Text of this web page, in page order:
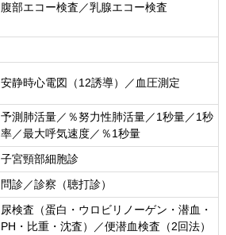
腹部エコー検査／乳腺エコー検査
安静時心電図（12誘導）／血圧測定
予測肺活量／％努力性肺活量／1秒量／1秒
率／最大呼気速度／％1秒量
子宮頸部細胞診
問診／診察（聴打診）
尿検査（蛋白・ウロビリノーゲン・潜血・
PH・比重・沈査）／便潜血検査（2回法）